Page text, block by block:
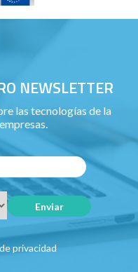
NEWSLETTER
las tecnologías de la
privacidad